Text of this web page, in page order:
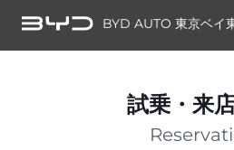
BYD AUTO 東京ベイ
試乗・来